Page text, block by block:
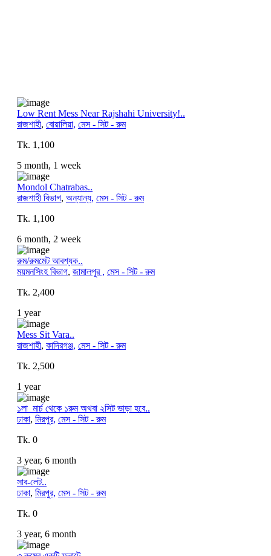
Low Rent Mess Near Rajshahi University!..
রাজশাহী, বোয়ালিয়া, মেস - সিট - রুম
Tk. 1,100
5 month, 1 week
Mondol Chatrabas..
রাজশাহী বিভাগ, অন্যান্য, মেস - সিট - রুম
Tk. 1,100
6 month, 2 week
রুম/রুমমেট আবশ্যক..
ময়মনসিংহ বিভাগ, জামালপুর , মেস - সিট - রুম
Tk. 2,400
1 year
Mess Sit Vara..
রাজশাহী, কাদিরগঞ্জ, মেস - সিট - রুম
Tk. 2,500
1 year
১লা_মার্চ থেকে ১রুম অথবা ২সিট ভাড়া হবে..
ঢাকা, মিরপুর, মেস - সিট - রুম
Tk. 0
3 year, 6 month
সাব-লেট..
ঢাকা, মিরপুর, মেস - সিট - রুম
Tk. 0
3 year, 6 month